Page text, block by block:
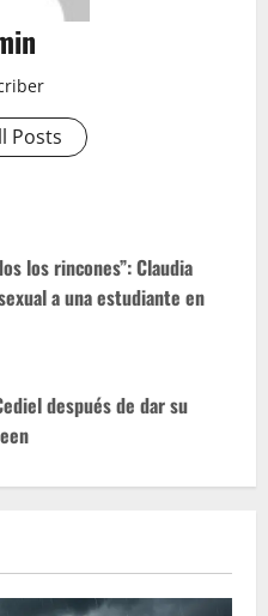
Posts
los rincones”: Claudia
a una estudiante en
después de dar su